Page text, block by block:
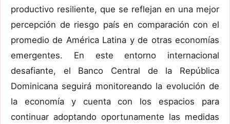
productivo resiliente, que se reflejan en una mejor
percepción de riesgo país en comparación con el
promedio de América Latina y de otras economías
emergentes. En este entorno internacional
desafiante, el Banco Central de la República
Dominicana seguirá monitoreando la evolución de
la economía y cuenta con los espacios para
continuar adoptando oportunamente las medidas